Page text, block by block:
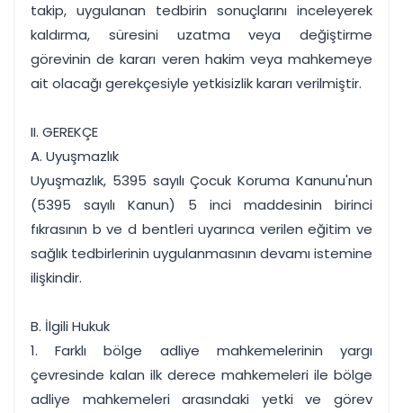
takip, uygulanan tedbirin sonuçlarını inceleyerek
kaldırma, süresini uzatma veya değiştirme
görevinin de kararı veren hakim veya mahkemeye
ait olacağı gerekçesiyle yetkisizlik kararı verilmiştir.
II. GEREKÇE
A. Uyuşmazlık
Uyuşmazlık, 5395 sayılı Çocuk Koruma Kanunu'nun
(5395 sayılı Kanun) 5 inci maddesinin birinci
fıkrasının b ve d bentleri uyarınca verilen eğitim ve
sağlık tedbirlerinin uygulanmasının devamı istemine
ilişkindir.
B. İlgili Hukuk
1. Farklı bölge adliye mahkemelerinin yargı
çevresinde kalan ilk derece mahkemeleri ile bölge
adliye mahkemeleri arasındaki yetki ve görev